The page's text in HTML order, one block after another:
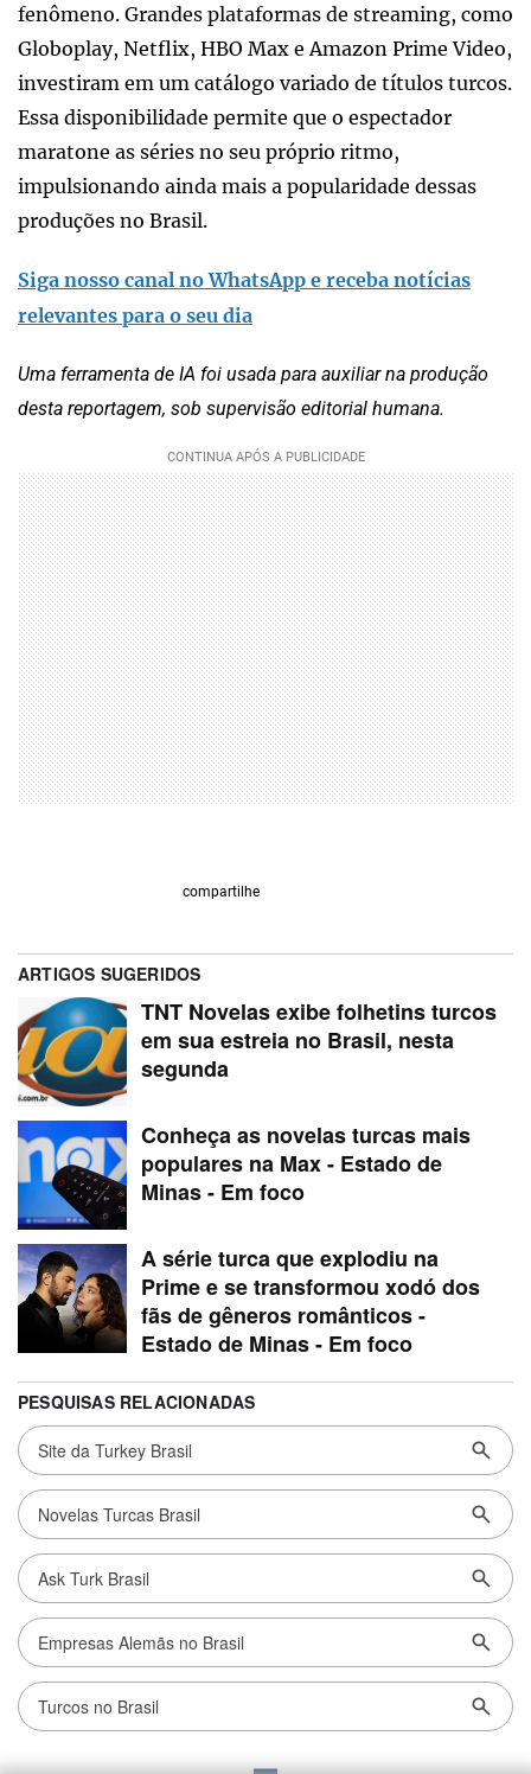
fenômeno. Grandes plataformas de streaming, como
Globoplay, Netflix, HBO Max e Amazon Prime Video,
investiram em um catálogo variado de títulos turcos.
Essa disponibilidade permite que o espectador
maratone as séries no seu próprio ritmo,
impulsionando ainda mais a popularidade dessas
produções no Brasil.
Siga nosso canal no WhatsApp e receba notícias
relevantes para o seu dia
Uma ferramenta de IA foi usada para auxiliar na produção
desta reportagem, sob supervisão editorial humana.
compartilhe